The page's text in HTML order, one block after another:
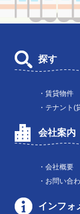
探す
・賃貸物件
・テナント(
会社案内
・会社概要
・お問い合
インフォ